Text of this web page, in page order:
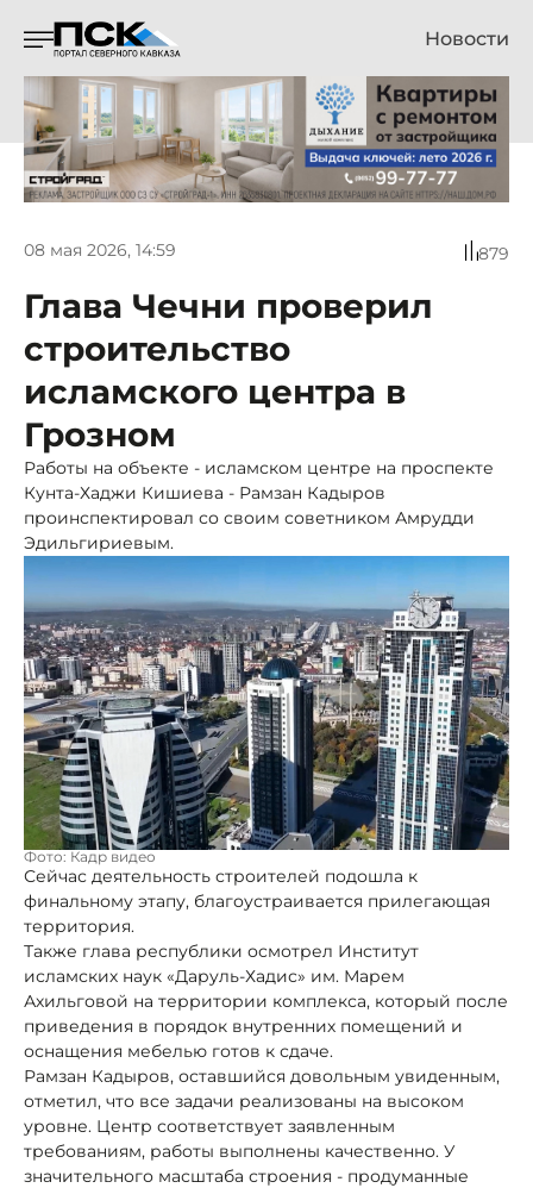
Новости
08 мая 2026, 14:59 879
Глава Чечни проверил
строительство
исламского центра в
Грозном
Работы на объекте - исламском центре на проспекте
Кунта-Хаджи Кишиева - Рамзан Кадыров
проинспектировал со своим советником Амрудди
Эдильгириевым.
Фото: Кадр видео
Сейчас деятельность строителей подошла к
финальному этапу, благоустраивается прилегающая
территория.
Также глава республики осмотрел Институт
исламских наук «Даруль-Хадис» им. Марем
Ахильговой на территории комплекса, который после
приведения в порядок внутренних помещений и
оснащения мебелью готов к сдаче.
Рамзан Кадыров, оставшийся довольным увиденным,
отметил, что все задачи реализованы на высоком
уровне. Центр соответствует заявленным
требованиям, работы выполнены качественно. У
значительного масштаба строения - продуманные